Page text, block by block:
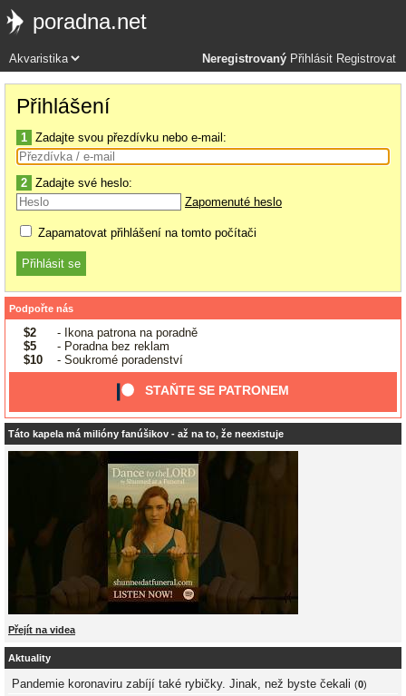
poradna.net
Neregistrovaný Přihlásit Registrovat
Přihlášení
1 Zadajte svou přezdívku nebo e-mail:
2 Zadajte své heslo:
Zapomenuté heslo
Zapamatovat přihlášení na tomto počítači
Podpořte nás
$2
- Ikona patrona na poradně
$5
- Poradna bez reklam
$10
- Soukromé poradenství
STAŇTE SE PATRONEM
Táto kapela má milióny fanúšikov - až na to, že neexistuje
Přejít na videa
Aktuality
Pandemie koronaviru zabíjí také rybičky. Jinak, než byste čekali (0)